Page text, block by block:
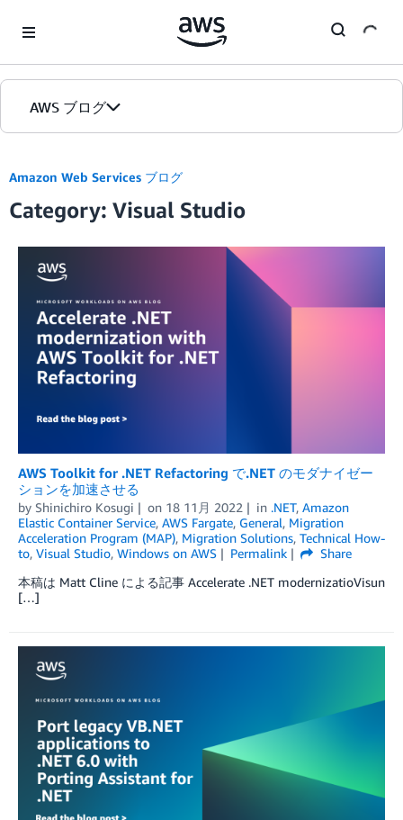
AWS ブログ
カテゴリ
エディション
Amazon Web Services ブログ
Category: Visual Studio
AWS Toolkit for .NET Refactoring で.NET のモダナイゼー
ションを加速させる
by Shinichiro Kosugi on 18 11月 2022 in .NET, Amazon
Elastic Container Service, AWS Fargate, General, Migration
Acceleration Program (MAP), Migration Solutions, Technical How-
to, Visual Studio, Windows on AWS Permalink
Share
本稿は Matt Cline による記事 Accelerate .NET modernizatioVisun
[…]